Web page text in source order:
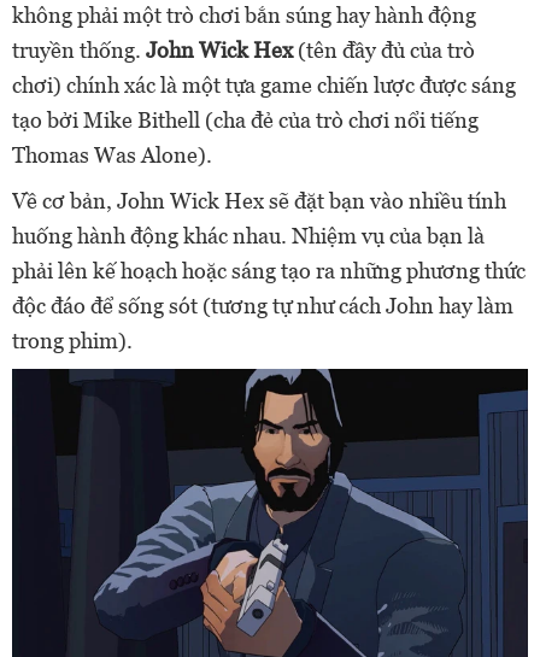
không phải một trò chơi bắn súng hay hành động
truyền thống. John Wick Hex(tên đầy đủ của trò
chơi) chính xác là một tựa game chiến lược được sáng
tạo bởi Mike Bithell (cha đẻ của trò chơi nổi tiếng
Thomas Was Alone).
Về cơ bản, John Wick Hex sẽ đặt bạn vào nhiều tính
huống hành động khác nhau. Nhiệm vụ của bạn là
phải lên kế hoạch hoặc sáng tạo ra những phương thức
độc đáo để sống sót (tương tự như cách John hay làm
trong phim).